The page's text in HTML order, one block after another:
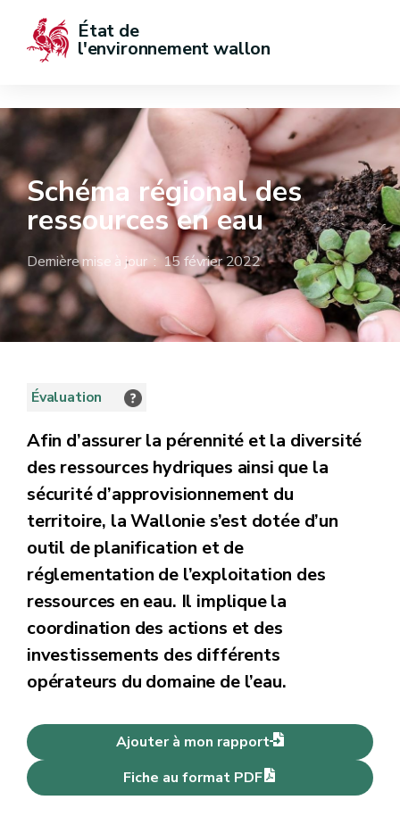
État de
l'environnement wallon
Schéma régional des
ressources en eau
Dernière mise à jour : 15 février 2022
Évaluation
Afin d’assurer la pérennité et la diversité
des ressources hydriques ainsi que la
sécurité d’approvisionnement du
territoire, la Wallonie s’est dotée d’un
outil de planification et de
réglementation de l’exploitation des
ressources en eau. Il implique la
coordination des actions et des
investissements des différents
opérateurs du domaine de l’eau.
Ajouter à mon rapport
Fiche au format PDF